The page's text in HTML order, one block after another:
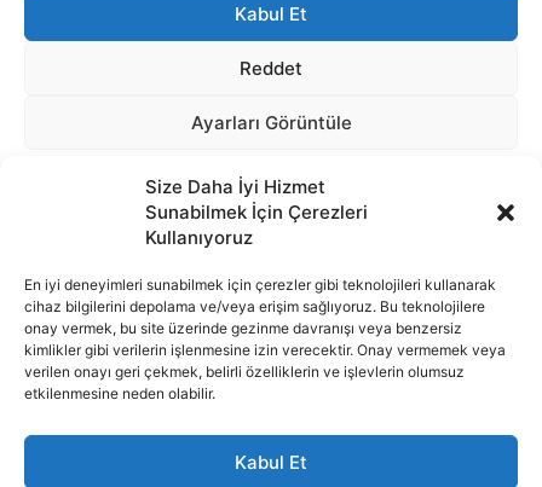
Size Daha İyi Hizmet
Sunabilmek İçin Çerezleri
Kullanıyoruz
En iyi deneyimleri sunabilmek için çerezler gibi teknolojileri kullanarak
cihaz bilgilerini depolama ve/veya erişim sağlıyoruz. Bu teknolojilere
onay vermek, bu site üzerinde gezinme davranışı veya benzersiz
kimlikler gibi verilerin işlenmesine izin verecektir. Onay vermemek veya
verilen onayı geri çekmek, belirli özelliklerin ve işlevlerin olumsuz
etkilenmesine neden olabilir.
Kabul Et
İnternet portalımızda yer alan tüm haber metini, resim ve benzeri
içeriğin hakları Sigortamedya Yayıncılık A.Ş.'ye aittir. Hiçbir şekilde
basılı ya da elektronik bir ortamda, kaynak gösterilse bile izin
e-Mail Adresimiz: info@sigortamedia.com